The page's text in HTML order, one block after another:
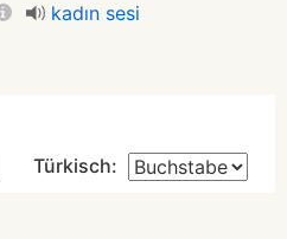
kadın sesi
Türkisch: